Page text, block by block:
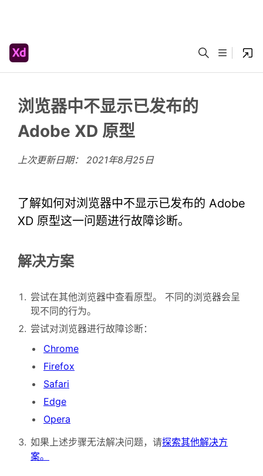
浏览器中不显示已发布的
Adobe XD 原型
上次更新日期： 2021年8月25日
了解如何对浏览器中不显示已发布的 Adobe
XD 原型这一问题进行故障诊断。
解决方案
尝试在其他浏览器中查看原型。 不同的浏览器会呈
现不同的行为。
尝试对浏览器进行故障诊断：
Chrome
Firefox
Safari
Edge
Opera
如果上述步骤无法解决问题，请探索其他解决方
案。